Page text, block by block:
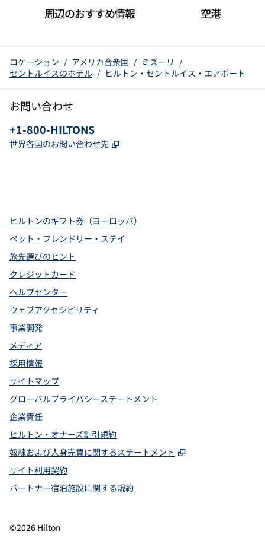
周辺のおすすめ情報 空港
ロケーション / アメリカ合衆国 / ミズーリ /
セントルイスのホテル / ヒルトン・セントルイス・エアポート
お問い合わせ
電話：
+1-800-HILTONS
世界各国のお問い合わせ先 ,
ヒルトンのギフト券（ヨーロッパ）
ペット・フレンドリー・ステイ
旅先選びのヒント
クレジットカード
ヘルプセンター
ウェブアクセシビリティ
事業開発
メディア
採用情報
サイトマップ
グローバルプライバシーステートメント
企業責任
ヒルトン・オナーズ割引規約
奴隷および人身売買に関するステートメント
,
サイト利用契約
パートナー宿泊施設に関する規約
©2026 Hilton